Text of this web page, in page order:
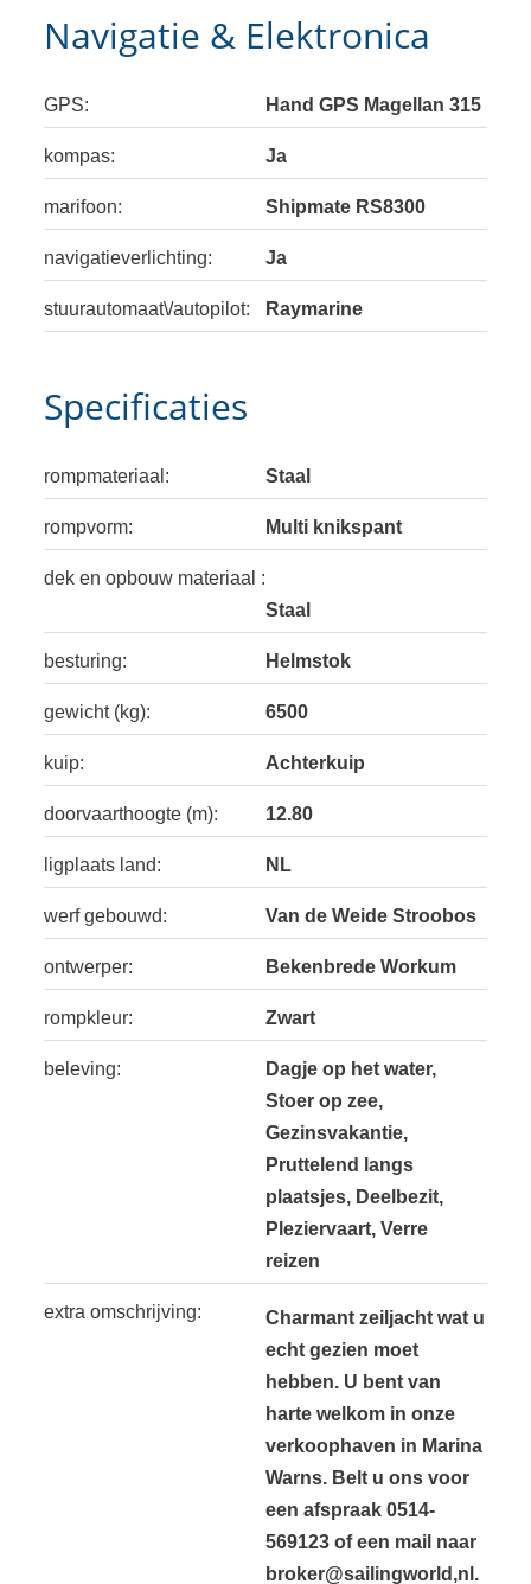
Navigatie & Elektronica
GPS: Hand GPS Magellan 315
kompas: Ja
marifoon: Shipmate RS8300
navigatieverlichting: Ja
stuurautomaat\/autopilot: Raymarine
Specificaties
rompmateriaal: Staal
rompvorm: Multi knikspant
dek en opbouw materiaal :
Staal
besturing: Helmstok
gewicht (kg): 6500
kuip: Achterkuip
doorvaarthoogte (m): 12.80
ligplaats land: NL
werf gebouwd: Van de Weide Stroobos
ontwerper: Bekenbrede Workum
rompkleur: Zwart
beleving:
Dagje op het water,
Stoer op zee,
Gezinsvakantie,
Pruttelend langs
plaatsjes, Deelbezit,
Pleziervaart, Verre
reizen
extra omschrijving:
Charmant zeiljacht wat u
echt gezien moet
hebben. U bent van
harte welkom in onze
verkoophaven in Marina
Warns. Belt u ons voor
een afspraak 0514-
569123 of een mail naar
broker@sailingworld,nl.